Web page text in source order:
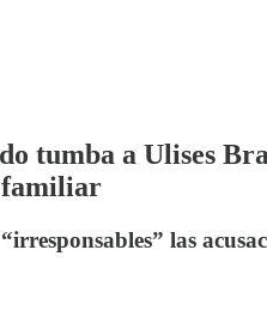
tumba a Ulises
familiar
las